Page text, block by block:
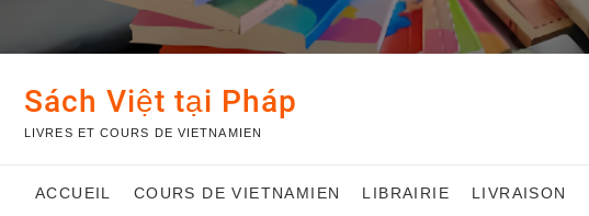
Sách Việt tại Pháp
LIVRES ET COURS DE VIETNAMIEN
ACCUEIL COURS DE VIETNAMIEN LIBRAIRIE LIVRAISON